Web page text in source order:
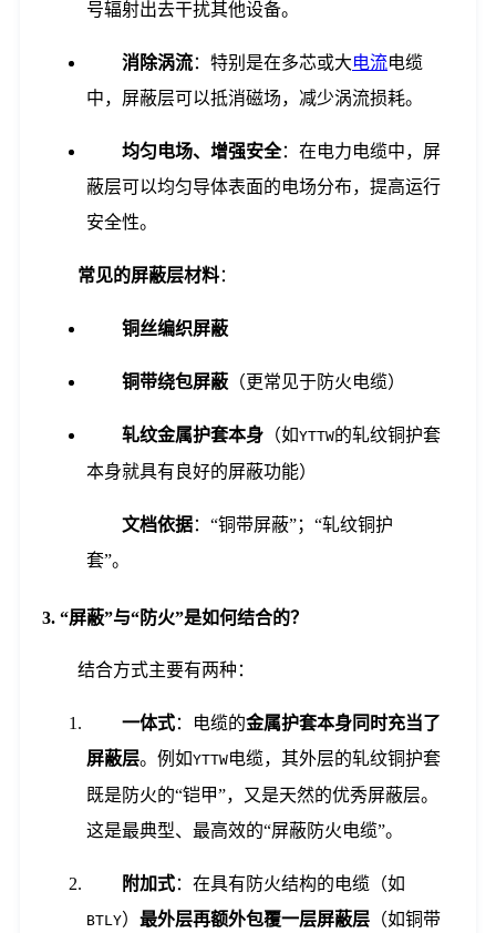
号辐射出去干扰其他设备。
消除涡流：特别是在多芯或大电流电缆
中，屏蔽层可以抵消磁场，减少涡流损耗。
均匀电场、增强安全：在电力电缆中，屏
蔽层可以均匀导体表面的电场分布，提高运行
安全性。
常见的屏蔽层材料：
铜丝编织屏蔽
铜带绕包屏蔽 （更常见于防火电缆）
轧纹金属护套本身 （如YTTW的轧纹铜护套
本身就具有良好的屏蔽功能）
文档依据：“铜带屏蔽”；“轧纹铜护
套”。
3. “屏蔽”与“防火”是如何结合的？
结合方式主要有两种：
一体式：电缆的金属护套本身同时充当了
屏蔽层。例如YTTW电缆，其外层的轧纹铜护套
既是防火的“铠甲”，又是天然的优秀屏蔽层。
这是最典型、最高效的“屏蔽防火电缆”。
附加式：在具有防火结构的电缆（如
BTLY） 最外层再额外包覆一层屏蔽层 （如铜带